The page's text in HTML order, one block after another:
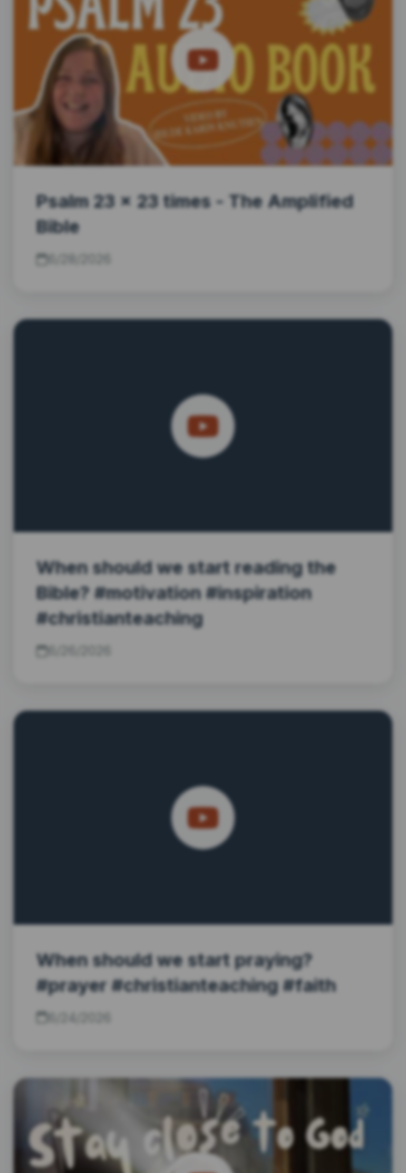
Psalm 23 x 23 times - The Amplified
Bible
When should we start reading the
Bible? #motivation #inspiration
#christianteaching
When should we start praying?
#prayer #christianteaching #faith